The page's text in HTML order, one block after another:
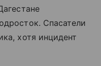
Спасатели
хотя инцидент